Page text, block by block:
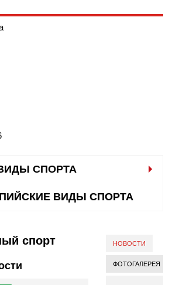
СПОРТА
ВИДЫ СПОРТА
спорт НОВОСТИ
ФОТОГАЛЕРЕЯ